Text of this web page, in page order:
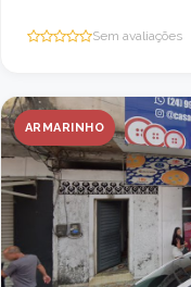
Sem avaliações
ARMARINHO